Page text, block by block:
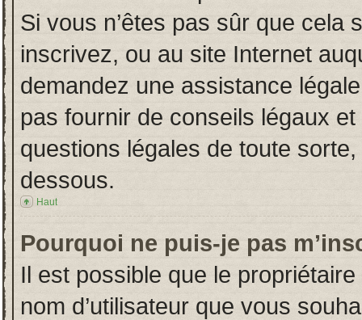
Si vous n’êtes pas sûr que cela
inscrivez, ou au site Internet
demandez une assistance
pas fournir de conseils légaux
questions légales de toute
dessous.
Haut
Pourquoi ne puis-je pas
Il est possible que le
nom d’utilisateur que vous